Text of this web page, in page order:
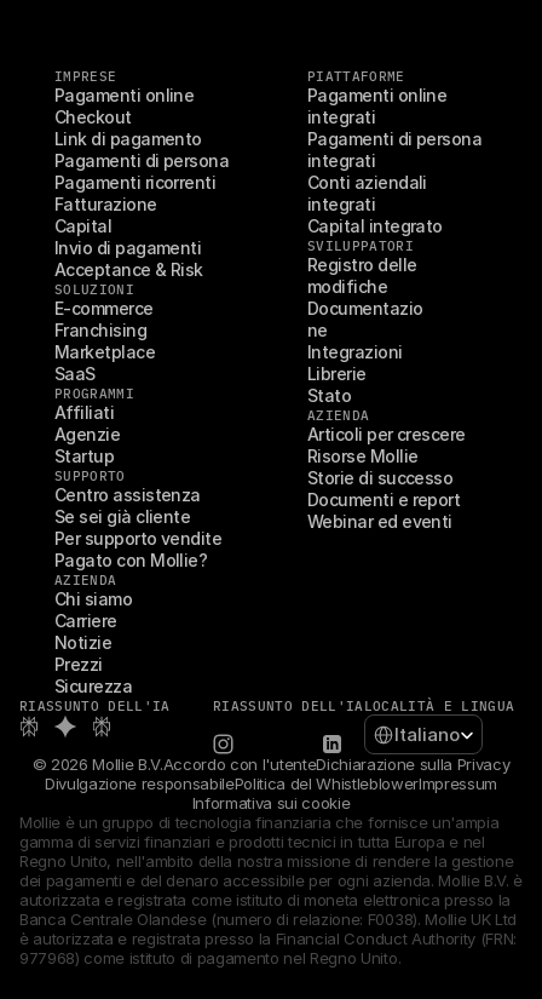
IMPRESE
Pagamenti online
Checkout
Link di pagamento
Pagamenti di persona
Pagamenti ricorrenti
Fatturazione
Capital
Invio di pagamenti
Acceptance & Risk
SOLUZIONI
E-commerce
Franchising
Marketplace
SaaS
PROGRAMMI
Affiliati
Agenzie
Startup
SUPPORTO
Centro assistenza
Se sei già cliente
Per supporto vendite
Pagato con Mollie?
AZIENDA
Chi siamo
Carriere
Notizie
Prezzi
Sicurezza
PIATTAFORME
Pagamenti online
integrati
Pagamenti di persona
integrati
Conti aziendali
integrati
Capital integrato
SVILUPPATORI
Registro delle
modifiche
Documentazio
ne
Integrazioni
Librerie
Stato
AZIENDA
Articoli per crescere
Risorse Mollie
Storie di successo
Documenti e report
Webinar ed eventi
RIASSUNTO DELL'IA RIASSUNTO DELL'IALOCALITÀ E LINGUA
Select Language
Italiano
© 2026 Mollie B.V.Accordo con l'utenteDichiarazione sulla Privacy
Divulgazione responsabilePolitica del WhistleblowerImpressum
Informativa sui cookie
Mollie è un gruppo di tecnologia finanziaria che fornisce un'ampia
gamma di servizi finanziari e prodotti tecnici in tutta Europa e nel
Regno Unito, nell'ambito della nostra missione di rendere la gestione
dei pagamenti e del denaro accessibile per ogni azienda. Mollie B.V. è
autorizzata e registrata come istituto di moneta elettronica presso la
Banca Centrale Olandese (numero di relazione: F0038). Mollie UK Ltd
è autorizzata e registrata presso la Financial Conduct Authority (FRN:
977968) come istituto di pagamento nel Regno Unito.